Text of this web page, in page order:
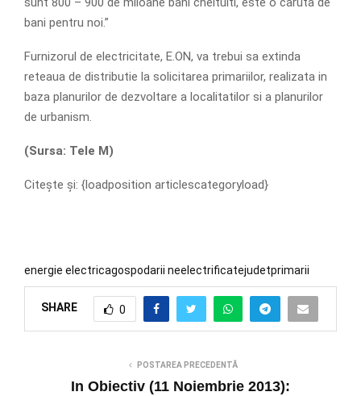
bani pentru noi.”
Furnizorul de electricitate, E.ON, va trebui sa extinda
reteaua de distributie la solicitarea primariilor, realizata in
baza planurilor de dezvoltare a localitatilor si a planurilor
de urbanism.
(Sursa: Tele M)
Citește și: {loadposition articlescategoryload}
energie electricagospodarii neelectrificatejudetprimarii
SHARE 0
POSTAREA PRECEDENTĂ
In Obiectiv (11 Noiembrie 2013):